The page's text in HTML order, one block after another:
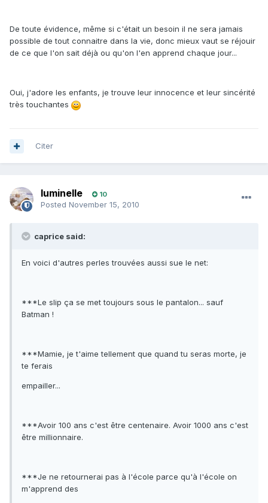
De toute évidence, même si c'était un besoin il ne sera jamais
possible de tout connaitre dans la vie, donc mieux vaut se réjouir
de ce que l'on sait déjà ou qu'on l'en apprend chaque jour...
Oui, j'adore les enfants, je trouve leur innocence et leur sincérité
très touchantes
Citer
luminelle 10
Posted November 15, 2010
caprice said:
En voici d'autres perles trouvées aussi sue le net:
***Le slip ça se met toujours sous le pantalon... sauf
Batman !
***Mamie, je t'aime tellement que quand tu seras morte, je
te ferais
empailler...
***Avoir 100 ans c'est être centenaire. Avoir 1000 ans c'est
être millionnaire.
***Je ne retournerai pas à l'école parce qu'à l'école on
m'apprend des